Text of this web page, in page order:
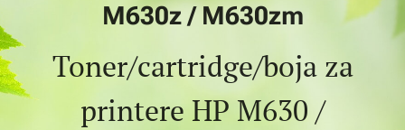
M630z / M630zm
Toner/cartridge/boja za
printere HP M630 /